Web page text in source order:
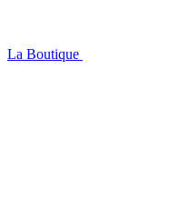
La Boutique